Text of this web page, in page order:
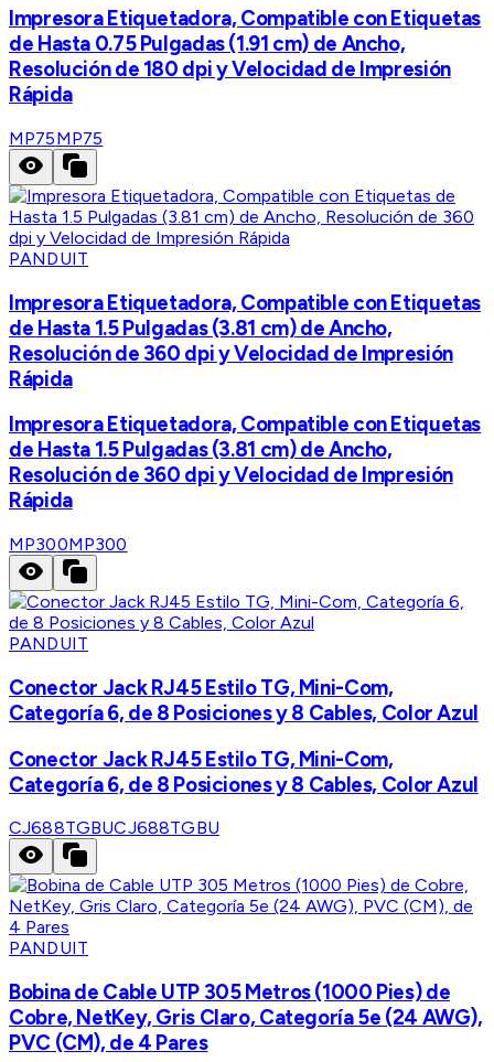
Impresora Etiquetadora, Compatible con Etiquetas
de Hasta 0.75 Pulgadas (1.91 cm) de Ancho,
Resolución de 180 dpi y Velocidad de Impresión
Rápida
MP75MP75
PANDUIT
Impresora Etiquetadora, Compatible con Etiquetas
de Hasta 1.5 Pulgadas (3.81 cm) de Ancho,
Resolución de 360 dpi y Velocidad de Impresión
Rápida
Impresora Etiquetadora, Compatible con Etiquetas
de Hasta 1.5 Pulgadas (3.81 cm) de Ancho,
Resolución de 360 dpi y Velocidad de Impresión
Rápida
MP300MP300
PANDUIT
Conector Jack RJ45 Estilo TG, Mini-Com,
Categoría 6, de 8 Posiciones y 8 Cables, Color Azul
Conector Jack RJ45 Estilo TG, Mini-Com,
Categoría 6, de 8 Posiciones y 8 Cables, Color Azul
CJ688TGBUCJ688TGBU
PANDUIT
Bobina de Cable UTP 305 Metros (1000 Pies) de
Cobre, NetKey, Gris Claro, Categoría 5e (24 AWG),
PVC (CM), de 4 Pares